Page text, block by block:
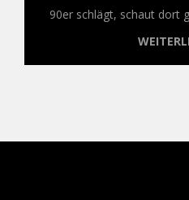
90er schlägt, schaut dort